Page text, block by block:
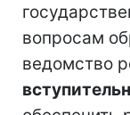
вопросам
ведомство